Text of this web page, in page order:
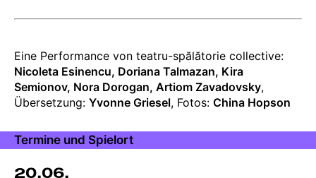
zur
Produktion
Eine Performance von teatru-spălătorie collective:
Nicoleta Esinencu, Doriana Talmazan, Kira
Semionov, Nora Dorogan, Artiom Zavadovsky,
Übersetzung: Yvonne Griesel, Fotos: China Hopson
Termine und Spielort
20.06.